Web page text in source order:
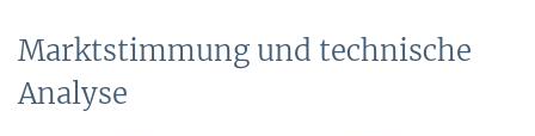
Marktstimmung und technische
Analyse